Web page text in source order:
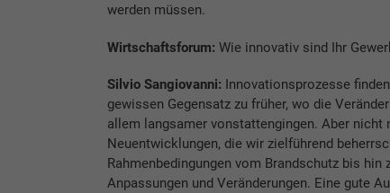
werden müssen.
Wirtschaftsforum: Wie innovativ sind Ihr
Silvio Sangiovanni: Innovationsprozesse
gewissen Gegensatz zu früher, wo die
allem langsamer vonstattengingen. Aber
Neuentwicklungen, die wir zielführend
Rahmenbedingungen vom Brandschutz bis
Anpassungen und Veränderungen. Eine gute